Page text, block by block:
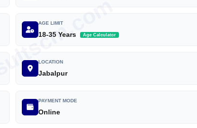
AGE LIMIT
18-35 Years Age Calculator
LOCATION
Jabalpur
PAYMENT MODE
Online